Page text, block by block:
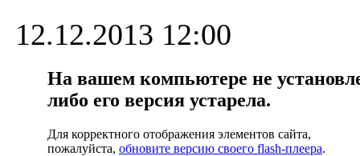
12.12.2013 12:00
На вашем компьютере не
либо его версия устарела.
Для корректного отображения элементов сайта,
пожалуйста, обновите версию своего flash-плеера.